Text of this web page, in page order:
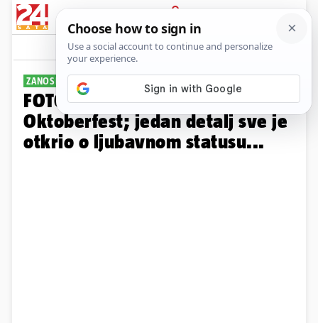
PRIJAVA
Galerija Komentari
ZANOSNA NOGOMETAŠICA
FOTO Alisha Lehmann 'zapalila'
Oktoberfest; jedan detalj sve je
otkrio o ljubavnom statusu...